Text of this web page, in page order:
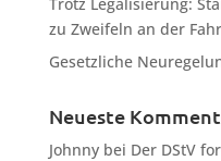
zu Zweifeln an der
Gesetzliche
Neueste
Johnnybei Der DStV